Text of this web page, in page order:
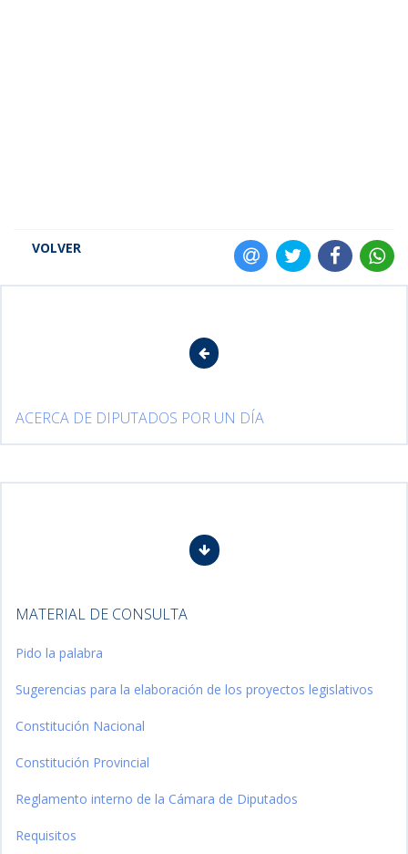
VOLVER
ACERCA DE DIPUTADOS POR UN DÍA
MATERIAL DE CONSULTA
Pido la palabra
Sugerencias para la elaboración de los proyectos legislativos
Constitución Nacional
Constitución Provincial
Reglamento interno de la Cámara de Diputados
Requisitos